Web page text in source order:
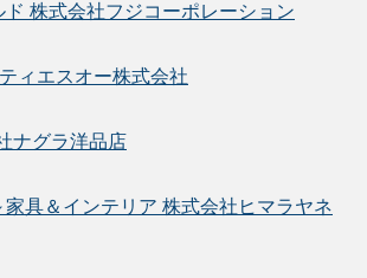
株式会社フジコーポレーション
ィエスオー株式会社
ナグラ洋品店
家具＆インテリア 株式会社ヒマラヤネ